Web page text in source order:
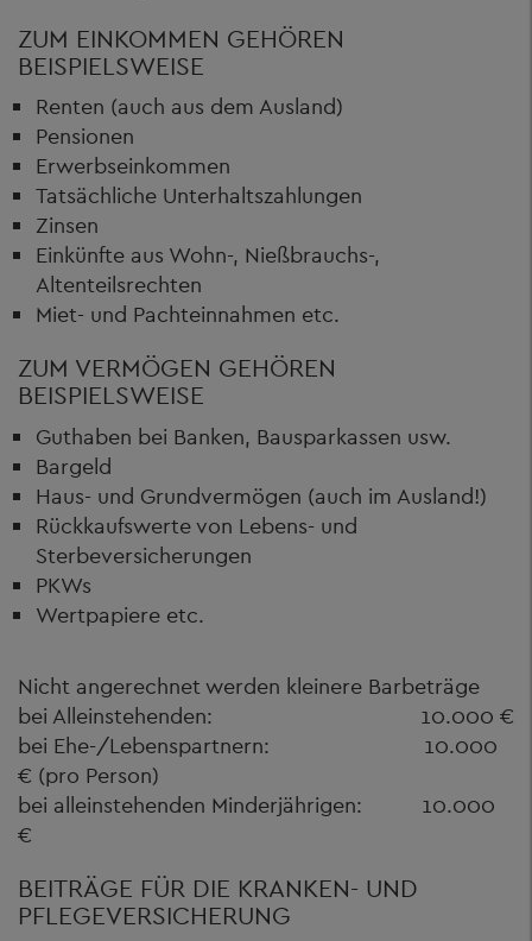
ZUM EINKOMMEN GEHÖREN
BEISPIELSWEISE
Renten (auch aus dem Ausland)
Pensionen
Erwerbseinkommen
Tatsächliche Unterhaltszahlungen
Zinsen
Einkünfte aus Wohn-, Nießbrauchs-,
Altenteilsrechten
Miet- und Pachteinnahmen etc.
ZUM VERMÖGEN GEHÖREN
BEISPIELSWEISE
Guthaben bei Banken, Bausparkassen usw.
Bargeld
Haus- und Grundvermögen (auch im Ausland!)
Rückkaufswerte von Lebens- und
Sterbeversicherungen
PKWs
Wertpapiere etc.
Nicht angerechnet werden kleinere Barbeträge
bei Alleinstehenden: 10.000 €
bei Ehe-/Lebenspartnern: 10.000
€ (pro Person)
bei alleinstehenden Minderjährigen: 10.000
€
BEITRÄGE FÜR DIE KRANKEN- UND
PFLEGEVERSICHERUNG